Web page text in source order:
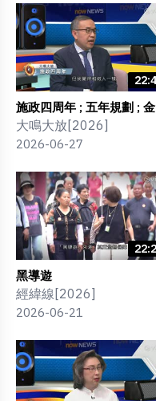
施政四周年 ; 五年規劃 ;
發展 ; 財資中心 ; 滬港融資
道
大鳴大放[2026]
2026-06-27
黑導遊
經緯線[2026]
2026-06-21